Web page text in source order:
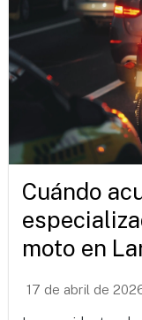
Cuándo
moto en
17 de abril de